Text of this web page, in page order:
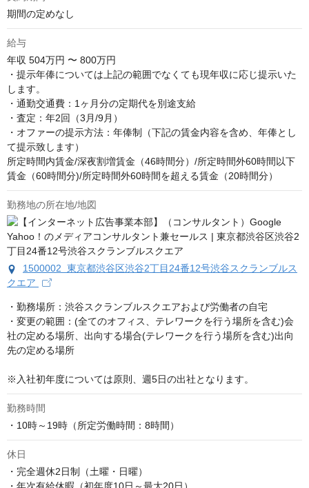
期間の定めなし
給与
年収 504万円 〜 800万円
・提示年俸については上記の範囲でなくても現年収に応じ提示いた
します。
・通勤交通費：1ヶ月分の定期代を別途支給
・査定：年2回（3月/9月）
・オファーの提示方法：年俸制（下記の賃金内容を含め、年俸とし
て提示致します）
所定時間内賃金/深夜割増賃金（46時間分）/所定時間外60時間以下
賃金（60時間分)/所定時間外60時間を超える賃金（20時間分）
勤務地の所在地/地図
1500002 東京都渋谷区渋谷2丁目24番12号渋谷スクランブルス
クエア
・勤務場所：渋谷スクランブルスクエアおよび労働者の自宅
・変更の範囲：(全てのオフィス、テレワークを行う場所を含む)会
社の定める場所、出向する場合(テレワークを行う場所を含む)出向
先の定める場所
※入社初年度については原則、週5日の出社となります。
勤務時間
・10時～19時（所定労働時間：8時間）
休日
・完全週休2日制（土曜・日曜）